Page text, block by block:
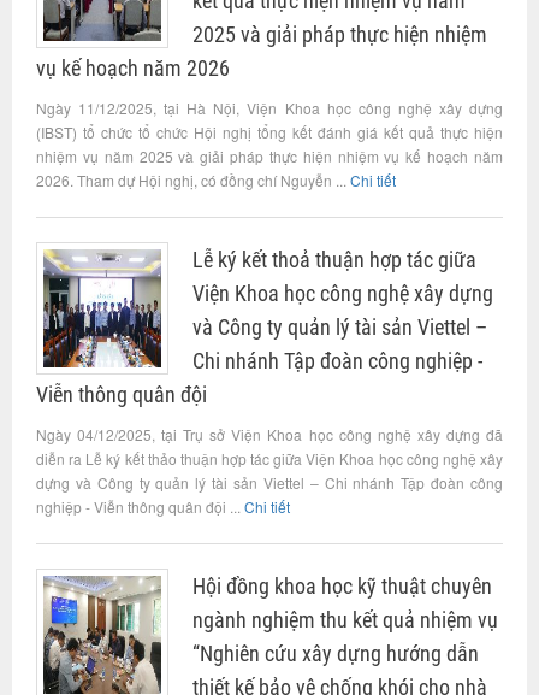
2025 và giải pháp thực hiện nhiệm
vụ kế hoạch năm 2026
Ngày 11/12/2025, tại Hà Nội, Viện Khoa học công nghệ xây dựng
(IBST) tổ chức tổ chức Hội nghị tổng kết đánh giá kết quả thực hiện
nhiệm vụ năm 2025 và giải pháp thực hiện nhiệm vụ kế hoạch năm
2026. Tham dự Hội nghị, có đồng chí Nguyễn ... Chi tiết
Lễ ký kết thoả thuận hợp tác giữa
Viện Khoa học công nghệ xây dựng
và Công ty quản lý tài sản Viettel –
Chi nhánh Tập đoàn công nghiệp -
Viễn thông quân đội
Ngày 04/12/2025, tại Trụ sở Viện Khoa học công nghệ xây dựng đã
diễn ra Lễ ký kết thảo thuận hợp tác giữa Viện Khoa học công nghệ xây
dựng và Công ty quản lý tài sản Viettel – Chi nhánh Tập đoàn công
nghiệp - Viễn thông quân đội ... Chi tiết
Hội đồng khoa học kỹ thuật chuyên
ngành nghiệm thu kết quả nhiệm vụ
“Nghiên cứu xây dựng hướng dẫn
thiết kế bảo vệ chống khói cho nhà